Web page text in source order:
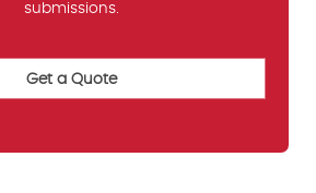
submissions.